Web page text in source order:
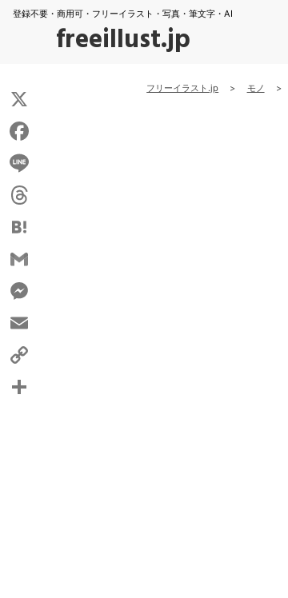
登録不要・商用可・フリーイラスト・写真・筆文字・AI
freeillust.jp
フリーイラスト.jp > モノ >
X
Facebook
Line
Threads
Hatena
Gmail
Messenger
Email
Copy